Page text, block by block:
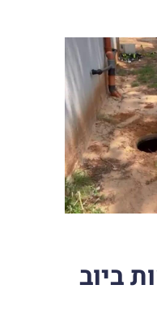
ביוב